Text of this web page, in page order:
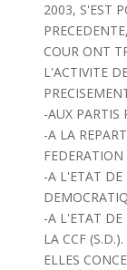
2003, S'EST
COUR ONT
L'ACTIVITE
-AUX PARTIS
-A LA
-A L'ETAT DE
-A L'ETAT DE
LA CCF (S.D.).
ELLES